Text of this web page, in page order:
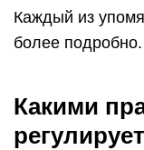
Каждый из
более подробно.
Какими